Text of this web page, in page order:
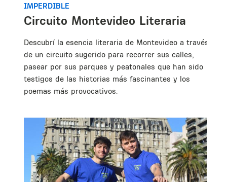
IMPERDIBLE
Circuito Montevideo Literaria
Descubrí la esencia literaria de Montevideo a través
de un circuito sugerido para recorrer sus calles,
pasear por sus parques y peatonales que han sido
testigos de las historias más fascinantes y los
poemas más provocativos.